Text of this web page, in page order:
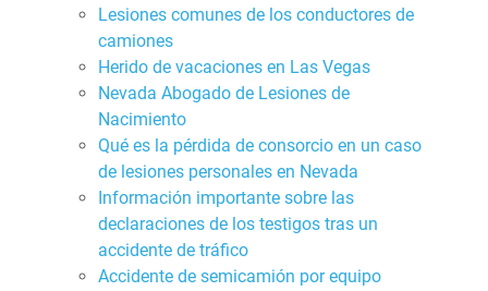
Lesiones comunes de los conductores de
camiones
Herido de vacaciones en Las Vegas
Nevada Abogado de Lesiones de
Nacimiento
Qué es la pérdida de consorcio en un caso
de lesiones personales en Nevada
Información importante sobre las
declaraciones de los testigos tras un
accidente de tráfico
Accidente de semicamión por equipo